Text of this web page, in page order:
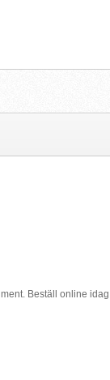
Beställ online